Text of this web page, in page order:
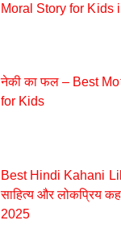
Moral Story for Kids
नेकी का फल – Best
for Kids
Best Hindi Kahani
साहित्य और लोकप्रिय
2025